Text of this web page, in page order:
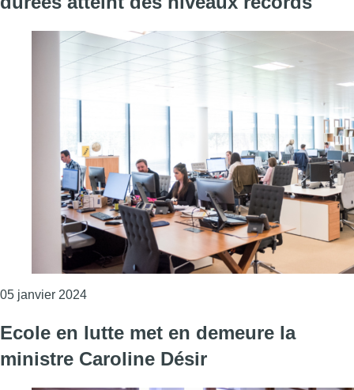
05 janvier 2024Consulter l'article "L’absentéisme de longue
Ecole en lutte met en demeure la
ministre Caroline Désir